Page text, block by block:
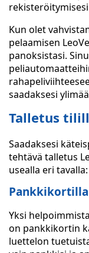
Kun olet
pelaamisen
panoksistasi.
saadaksesi
Talletus
Saadaksesi
tehtävä talletus
usealla eri tavalla:
Pankkikortilla
Yksi
on pankkikortin
luettelon